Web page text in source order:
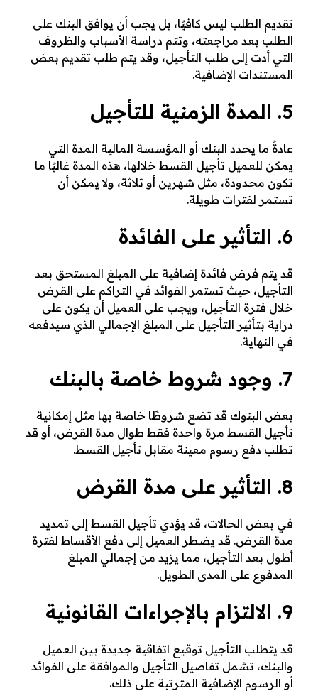
تقديم الطلب ليس كافيًا، بل يجب أن يوافق البنك على
الطلب بعد مراجعته، وتتم دراسة الأسباب والظروف
التي أدت إلى طلب التأجيل، وقد يتم طلب تقديم بعض
المستندات الإضافية.
5. المدة الزمنية للتأجيل
عادةً ما يحدد البنك أو المؤسسة المالية المدة التي
يمكن للعميل تأجيل القسط خلالها، هذه المدة غالبًا ما
تكون محدودة، مثل شهرين أو ثلاثة، ولا يمكن أن
تستمر لفترات طويلة.
6. التأثير على الفائدة
قد يتم فرض فائدة إضافية على المبلغ المستحق بعد
التأجيل، حيث تستمر الفوائد في التراكم على القرض
خلال فترة التأجيل، ويجب على العميل أن يكون على
دراية بتأثير التأجيل على المبلغ الإجمالي الذي سيدفعه
في النهاية.
7. وجود شروط خاصة بالبنك
بعض البنوك قد تضع شروطًا خاصة بها مثل إمكانية
تأجيل القسط مرة واحدة فقط طوال مدة القرض، أو قد
تطلب دفع رسوم معينة مقابل تأجيل القسط.
8. التأثير على مدة القرض
في بعض الحالات، قد يؤدي تأجيل القسط إلى تمديد
مدة القرض. قد يضطر العميل إلى دفع الأقساط لفترة
أطول بعد التأجيل، مما يزيد من إجمالي المبلغ
المدفوع على المدى الطويل.
9. الالتزام بالإجراءات القانونية
قد يتطلب التأجيل توقيع اتفاقية جديدة بين العميل
والبنك، تشمل تفاصيل التأجيل والموافقة على الفوائد
أو الرسوم الإضافية المترتبة على ذلك.